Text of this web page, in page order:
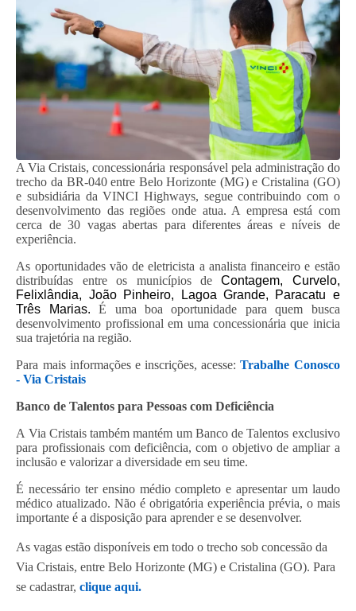
A Via Cristais, concessionária responsável pela administração do
trecho da BR-040 entre Belo Horizonte (MG) e Cristalina (GO)
e subsidiária da VINCI Highways, segue contribuindo com o
desenvolvimento das regiões onde atua. A empresa está com
cerca de 30 vagas abertas para diferentes áreas e níveis de
experiência.
As oportunidades vão de eletricista a analista financeiro e estão
distribuídas entre os municípios deContagem, Curvelo,
Felixlândia, João Pinheiro, Lagoa Grande, Paracatu e
Três Marias. É uma boa oportunidade para quem busca
desenvolvimento profissional em uma concessionária que inicia
sua trajetória na região.
Para mais informações e inscrições, acesse:Trabalhe Conosco
- Via Cristais
Banco de Talentos para Pessoas com Deficiência
A Via Cristais também mantém um Banco de Talentos exclusivo
para profissionais com deficiência, com o objetivo de ampliar a
inclusão e valorizar a diversidade em seu time.
É necessário ter ensino médio completo e apresentar um laudo
médico atualizado. Não é obrigatória experiência prévia, o mais
importante é a disposição para aprender e se desenvolver.
As vagas estão disponíveis em todo o trecho sob concessão da
Via Cristais, entre Belo Horizonte (MG) e Cristalina (GO). Para
se cadastrar,clique aqui.